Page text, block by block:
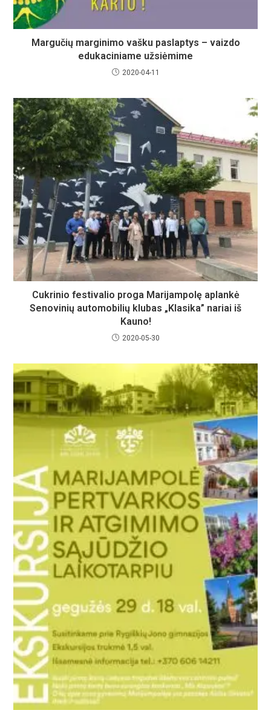
Margučių marginimo vašku paslaptys – vaizdo
edukaciniame užsiėmime
2020-04-11
Cukrinio festivalio proga Marijampolę aplankė
Senovinių automobilių klubas „Klasika” nariai iš
Kauno!
2020-05-30